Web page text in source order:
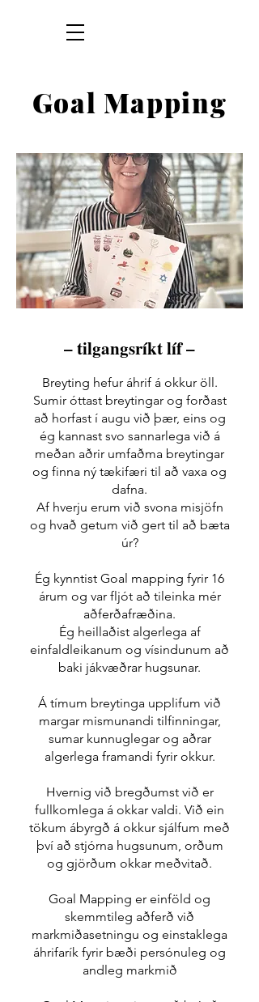
Goal Mapping
– tilgangsríkt líf –
Breyting hefur áhrif á okkur öll.
Sumir óttast breytingar og forðast
að horfast í augu við þær, eins og
ég kannast svo sannarlega við á
meðan aðrir umfaðma breytingar
og finna ný tækifæri til að vaxa og
dafna.
Af hverju erum við svona misjöfn
og hvað getum við gert til að bæta
úr?
Ég kynntist Goal mapping fyrir 16
árum og var fljót að tileinka mér
aðferðafræðina.
Ég heillaðist algerlega af
einfaldleikanum og vísindunum að
baki jákvæðrar hugsunar.
Á tímum breytinga upplifum við
margar mismunandi tilfinningar,
sumar kunnuglegar og aðrar
algerlega framandi fyrir okkur.
Hvernig við bregðumst við er
fullkomlega á okkar valdi. Við ein
tökum ábyrgð á okkur sjálfum með
því að stjórna hugsunum, orðum
og gjörðum okkar meðvitað.
Goal Mapping er einföld og
skemmtileg aðferð við
markmiðasetningu og einstaklega
áhrifarík fyrir bæði persónuleg og
andleg markmið